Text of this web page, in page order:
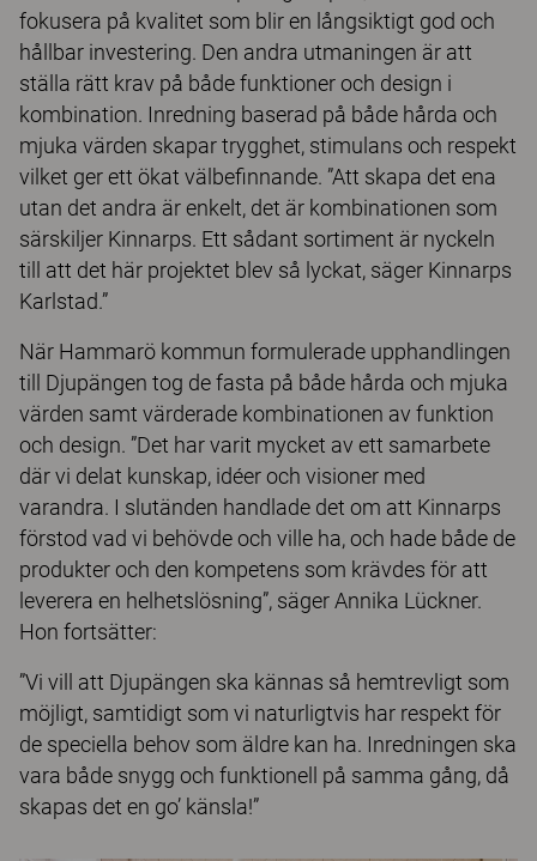
fokusera på kvalitet som blir en långsiktigt god och
hållbar investering. Den andra utmaningen är att
ställa rätt krav på både funktioner och design i
kombination. Inredning baserad på både hårda och
mjuka värden skapar trygghet, stimulans och respekt
vilket ger ett ökat välbefinnande. ”Att skapa det ena
utan det andra är enkelt, det är kombinationen som
särskiljer Kinnarps. Ett sådant sortiment är nyckeln
till att det här projektet blev så lyckat, säger Kinnarps
Karlstad.”
När Hammarö kommun formulerade upphandlingen
till Djupängen tog de fasta på både hårda och mjuka
värden samt värderade kombinationen av funktion
och design. ”Det har varit mycket av ett samarbete
där vi delat kunskap, idéer och visioner med
varandra. I slutänden handlade det om att Kinnarps
förstod vad vi behövde och ville ha, och hade både de
produkter och den kompetens som krävdes för att
leverera en helhetslösning”, säger Annika Lückner.
Hon fortsätter:
”Vi vill att Djupängen ska kännas så hemtrevligt som
möjligt, samtidigt som vi naturligtvis har respekt för
de speciella behov som äldre kan ha. Inredningen ska
vara både snygg och funktionell på samma gång, då
skapas det en go’ känsla!”